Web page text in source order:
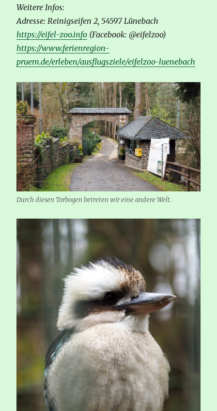
Weitere Infos:
Adresse: Reinigseifen 2, 54597 Lünebach
https://eifel-zoo.info (Facebook: @eifelzoo)
https://www.ferienregion-
pruem.de/erleben/ausflugsziele/eifelzoo-luenebach
Durch diesen Torbogen betreten wir eine andere Welt.